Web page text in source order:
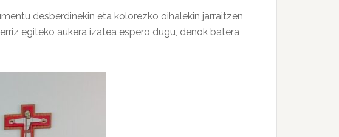
desberdinekin eta kolorezko oihalekin jarraitzen
egiteko aukera izatea espero dugu, denok batera